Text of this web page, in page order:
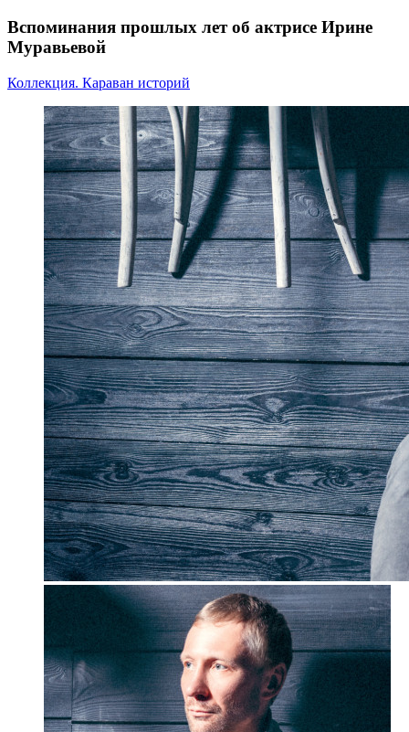
Вспоминания прошлых лет об актрисе Ирине
Муравьевой
Коллекция. Караван историй